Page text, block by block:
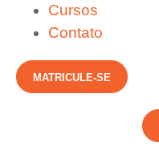
Cursos
Contato
MATRICULE-SE